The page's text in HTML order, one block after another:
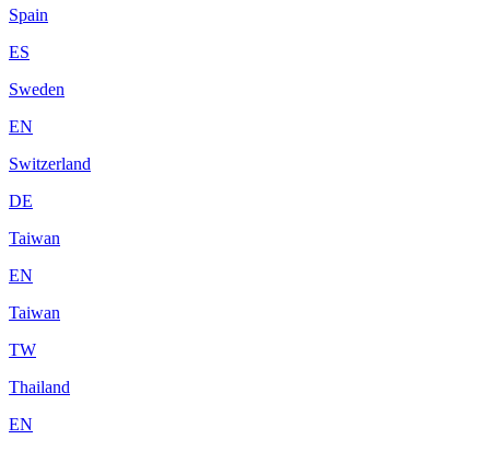
Spain
ES
Sweden
EN
Switzerland
DE
Taiwan
EN
Taiwan
TW
Thailand
EN